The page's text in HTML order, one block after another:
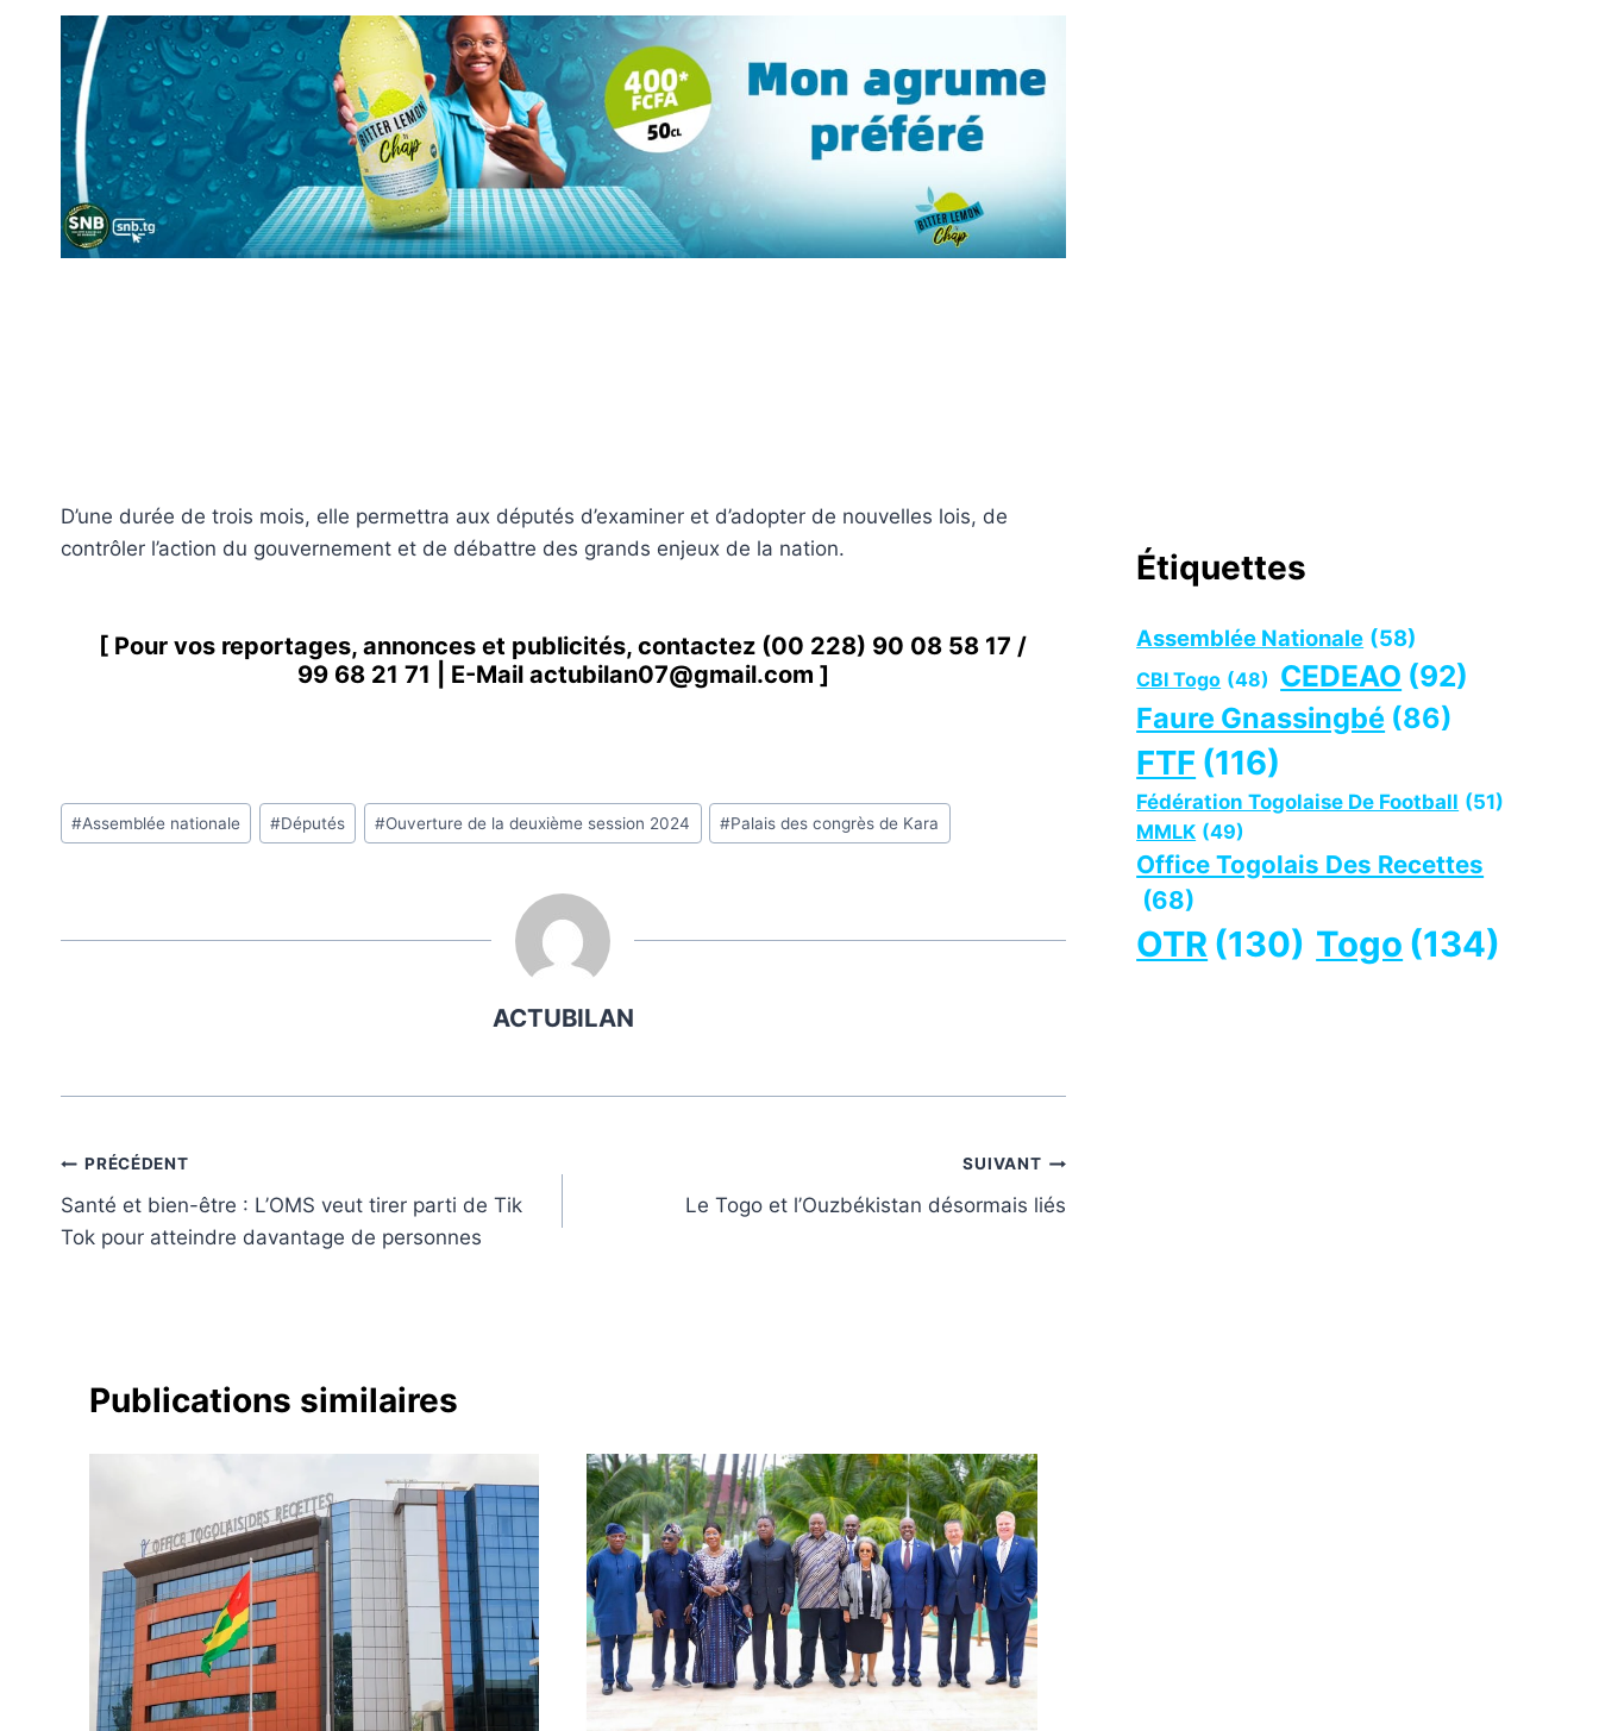
D’une durée de trois mois, elle permettra aux députés d’examiner et d’adopter de nouvelles lois, de
contrôler l’action du gouvernement et de débattre des grands enjeux de la nation.
[ Pour vos reportages, annonces et publicités, contactez (00 228) 90 08 58 17 /
99 68 21 71 | E-Mail actubilan07@gmail.com ]
Étiquettes
de
#Assemblée nationale #Députés #Ouverture de la deuxième session 2024 #Palais des congrès de Kara
ACTUBILAN
Navigation
de
PRÉCÉDENT
Santé et bien-être : L’OMS veut tirer parti de Tik
Tok pour atteindre davantage de personnes
SUIVANT
Le Togo et l’Ouzbékistan désormais liés
Publications similaires
Étiquettes
Assemblée Nationale (58)
CBI Togo (48) CEDEAO (92)
Faure Gnassingbé (86)
FTF (116)
Fédération Togolaise De Football (51)
MMLK (49)
Office Togolais Des Recettes
(68)
OTR (130) Togo (134)